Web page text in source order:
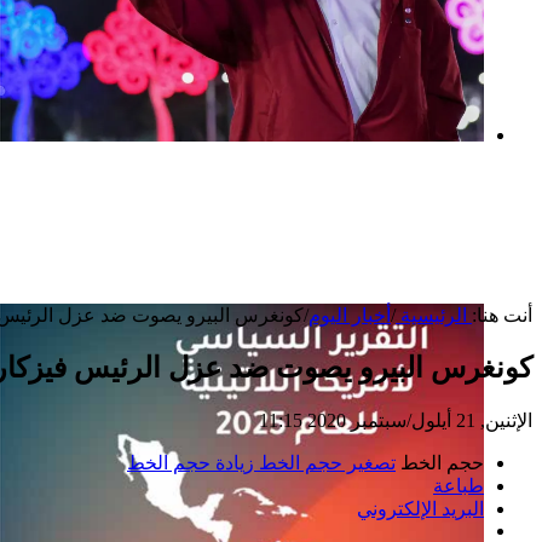
أنت هنا: الرئيسية/ أخبار اليوم/كونغرس البيرو يصوت ضد عزل الرئيس
كونغرس البيرو يصوت ضد عزل الرئيس فيزكارا
الإثنين, 21 أيلول/سبتمبر 2020 11:15
حجم الخط تصغير حجم الخط زيادة حجم الخط
طباعة
البريد الإلكتروني